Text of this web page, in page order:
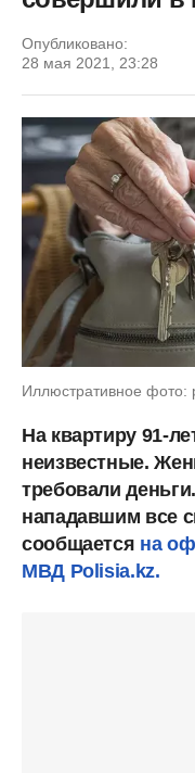
Опубликовано:
28 мая 2021, 23:28
Иллюстративное фото:
На квартиру 91-
неизвестные.
требовали
нападавшим все
сообщается на
МВД Polisia.kz.